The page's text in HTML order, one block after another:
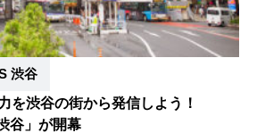
渋谷
を渋谷の街から発信しよう！
谷」が開幕